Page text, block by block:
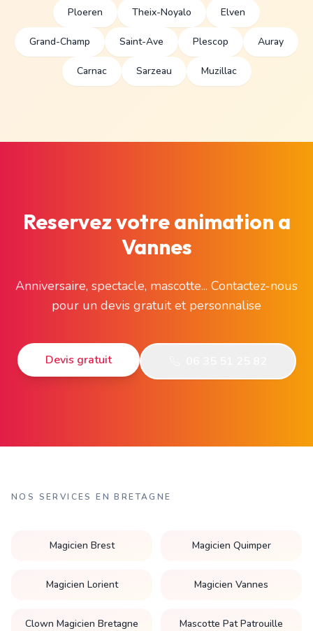
Ploeren Theix-Noyalo Elven
Grand-Champ Saint-Ave Plescop Auray
Carnac Sarzeau Muzillac
Reservez votre animation a
Vannes
Anniversaire, spectacle, mascotte... Contactez-nous
pour un devis gratuit et personnalise
Devis gratuit
NOS SERVICES EN BRETAGNE
Magicien Brest Magicien Quimper
Magicien Lorient Magicien Vannes
Clown Magicien Bretagne Mascotte Pat Patrouille